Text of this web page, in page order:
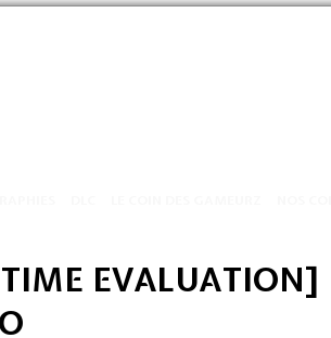
EVALUATION]